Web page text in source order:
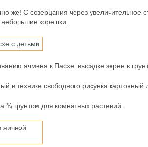
же! С созерцания через увеличительное
корешки.
ячменя к Пасхе: высадке зерен в
в технике свободного рисунка картонный
¾ грунтом для комнатных растений.